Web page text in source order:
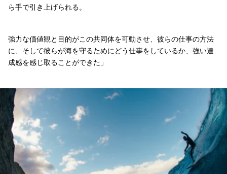
ら手で引き上げられる。
強力な価値観と目的がこの共同体を可動させ、彼らの仕事の方法
に、そして彼らが海を守るためにどう仕事をしているか、強い達
成感を感じ取ることができた」